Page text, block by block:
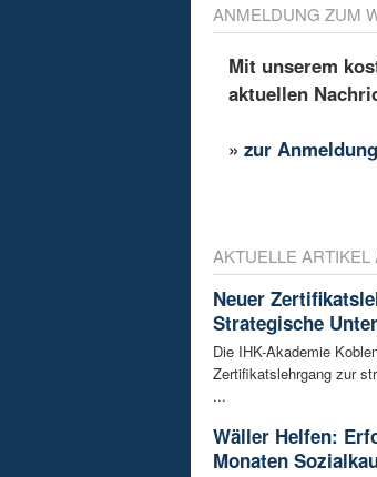
ANMELDUNG ZUM
Mit unserem
aktuellen
»zur Anmeldung
AKTUELLE ARTIKEL
Neuer
Strategische
Die IHK-Akademie
Zertifikatslehrgang zur
...
Wäller Helfen:
Monaten